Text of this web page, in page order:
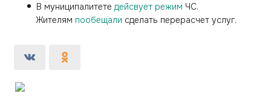
В муниципалитете дейсвует режим ЧС.
Жителям пообещали сделать перерасчет услуг.